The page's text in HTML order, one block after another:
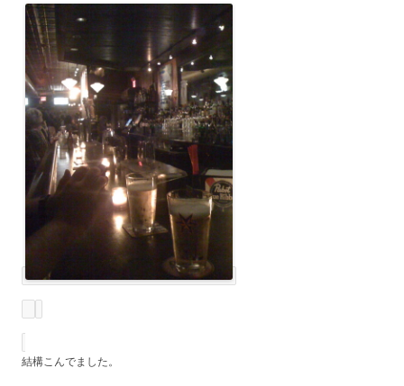
結構こんでました。